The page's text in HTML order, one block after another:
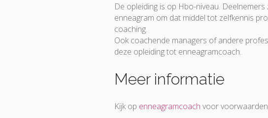
De opleiding is op Hbo-niveau.
enneagram om dat middel tot zelfkennis
coaching.
Ook coachende managers of andere
deze opleiding tot enneagramcoach.
Meer informatie
Kijk op enneagramcoach voor voorwaarden